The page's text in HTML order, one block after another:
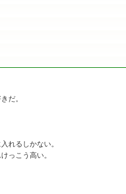
だ。
れるしかない。
っこう高い。